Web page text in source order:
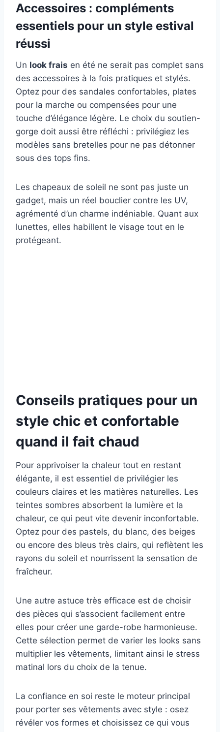
Accessoires : compléments
essentiels pour un style estival
réussi
Un look frais en été ne serait pas complet sans
des accessoires à la fois pratiques et stylés.
Optez pour des sandales confortables, plates
pour la marche ou compensées pour une
touche d’élégance légère. Le choix du soutien-
gorge doit aussi être réfléchi : privilégiez les
modèles sans bretelles pour ne pas détonner
sous des tops fins.
Les chapeaux de soleil ne sont pas juste un
gadget, mais un réel bouclier contre les UV,
agrémenté d’un charme indéniable. Quant aux
lunettes, elles habillent le visage tout en le
protégeant.
Conseils pratiques pour un
style chic et confortable
quand il fait chaud
Pour apprivoiser la chaleur tout en restant
élégante, il est essentiel de privilégier les
couleurs claires et les matières naturelles. Les
teintes sombres absorbent la lumière et la
chaleur, ce qui peut vite devenir inconfortable.
Optez pour des pastels, du blanc, des beiges
ou encore des bleus très clairs, qui reflètent les
rayons du soleil et nourrissent la sensation de
fraîcheur.
Une autre astuce très efficace est de choisir
des pièces qui s’associent facilement entre
elles pour créer une garde-robe harmonieuse.
Cette sélection permet de varier les looks sans
multiplier les vêtements, limitant ainsi le stress
matinal lors du choix de la tenue.
La confiance en soi reste le moteur principal
pour porter ses vêtements avec style : osez
révéler vos formes et choisissez ce qui vous